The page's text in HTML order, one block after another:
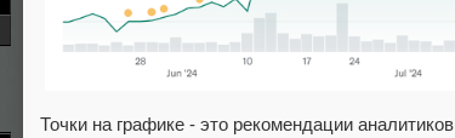
Точки на графике - это рекомендации аналитиков